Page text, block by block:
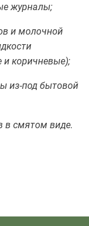
журналы;
и молочной
и коричневые);
из-под бытовой
в смятом виде.